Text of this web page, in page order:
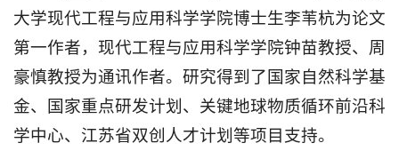
大学现代工程与应用科学学院博士生李苇杭为论文
第一作者，现代工程与应用科学学院钟苗教授、周
豪慎教授为通讯作者。研究得到了国家自然科学基
金、国家重点研发计划、关键地球物质循环前沿科
学中心、江苏省双创人才计划等项目支持。